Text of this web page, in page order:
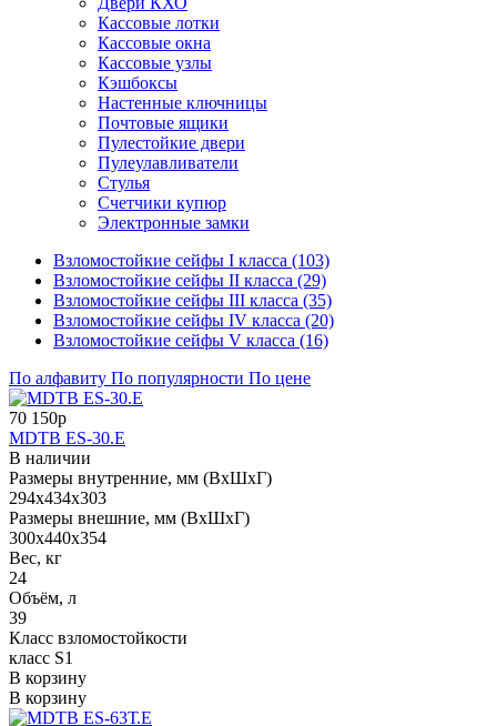
Кассовые лотки
Кассовые окна
Кассовые узлы
Кэшбоксы
Настенные ключницы
Почтовые ящики
Пулестойкие двери
Пулеулавливатели
Стулья
Счетчики купюр
Электронные замки
Взломостойкие сейфы I класса (103)
Взломостойкие сейфы II класса (29)
Взломостойкие сейфы III класса (35)
Взломостойкие сейфы IV класса (20)
Взломостойкие сейфы V класса (16)
По алфавиту По популярности По цене
70 150р
MDTB ES-30.Е
В наличии
Размеры внутренние, мм (ВхШхГ)
294x434x303
Размеры внешние, мм (ВхШхГ)
300x440x354
Вес, кг
24
Объём, л
39
Класс взломостойкости
класс S1
В корзину
В корзину